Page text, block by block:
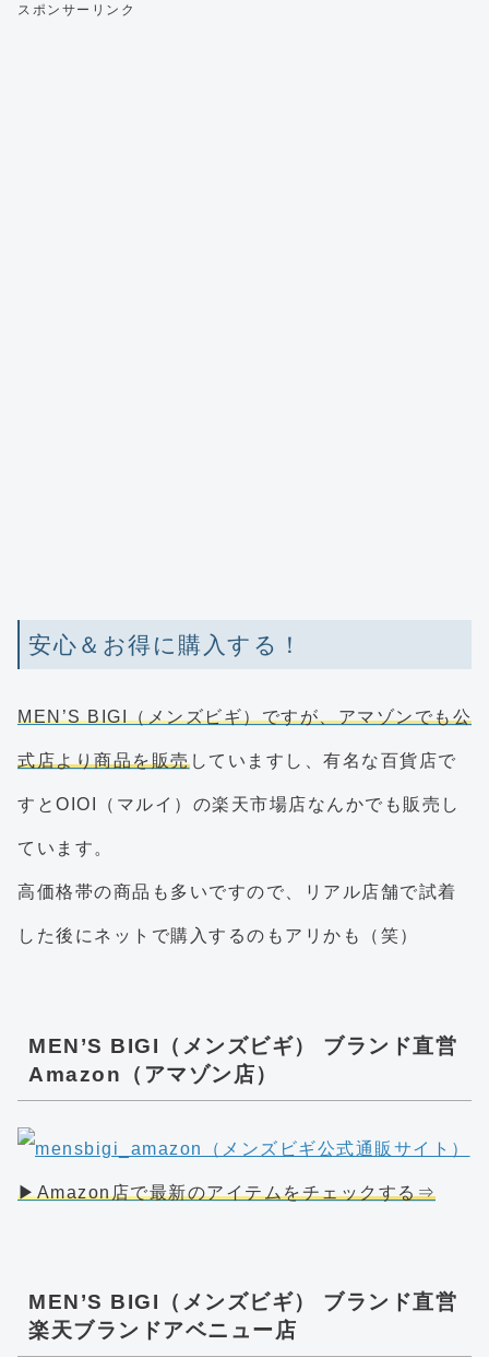
スポンサーリンク
安心＆お得に購入する！
MEN’S BIGI（メンズビギ）ですが、アマゾンでも公
式店より商品を販売していますし、有名な百貨店で
すとOIOI（マルイ）の楽天市場店なんかでも販売し
ています。
高価格帯の商品も多いですので、リアル店舗で試着
した後にネットで購入するのもアリかも（笑）
MEN’S BIGI（メンズビギ） ブランド直営
Amazon（アマゾン店）
▶Amazon店で最新のアイテムをチェックする⇒
MEN’S BIGI（メンズビギ） ブランド直営
楽天ブランドアベニュー店